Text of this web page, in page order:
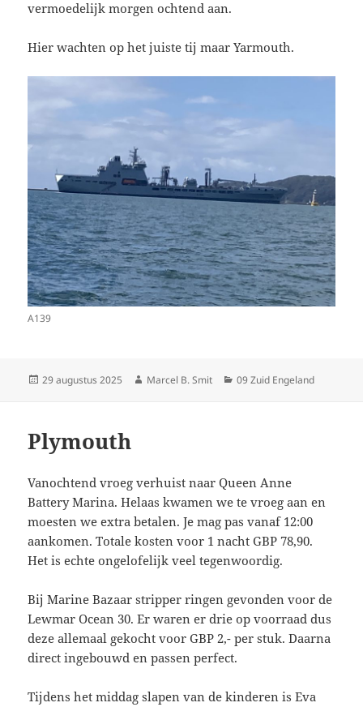
vermoedelijk morgen ochtend aan.
Hier wachten op het juiste tij maar Yarmouth.
A139
Geplaatst
29 augustus 2025 Auteur
Marcel B. Smit Categorieën
09 Zuid Engeland
Plymouth
Vanochtend vroeg verhuist naar Queen Anne
Battery Marina. Helaas kwamen we te vroeg aan en
moesten we extra betalen. Je mag pas vanaf 12:00
aankomen. Totale kosten voor 1 nacht GBP 78,90.
Het is echte ongelofelijk veel tegenwoordig.
Bij Marine Bazaar stripper ringen gevonden voor de
Lewmar Ocean 30. Er waren er drie op voorraad dus
deze allemaal gekocht voor GBP 2,- per stuk. Daarna
direct ingebouwd en passen perfect.
Tijdens het middag slapen van de kinderen is Eva